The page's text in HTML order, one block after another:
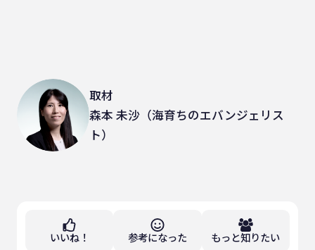
取材
森本 未沙（海育ちのエバンジェリス
ト）
いいね！ 参考になった もっと知りたい